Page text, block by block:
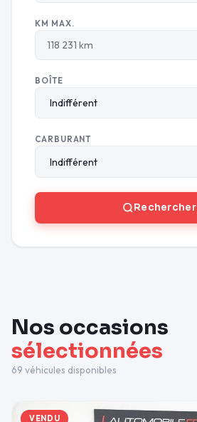
KM MAX.
BOÎTE
CARBURANT
Rechercher
Nos occasions
sélectionnées
69 véhicules disponibles
VENDU